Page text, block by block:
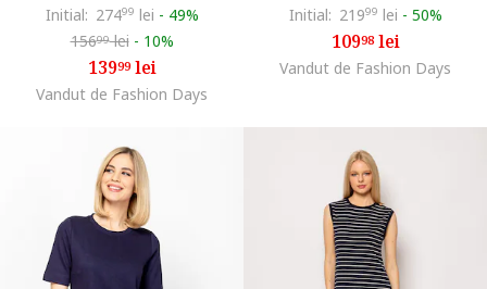
Initial: 27499 lei - 49%
15699lei - 10%
13999lei
Vandut de Fashion Days
Initial: 21999 lei - 50%
10998lei
Vandut de Fashion Days